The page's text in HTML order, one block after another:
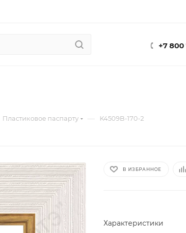
+7
Пластиковое паспарту — K4509B-170-2
В ИЗБРАННОЕ
Характеристики